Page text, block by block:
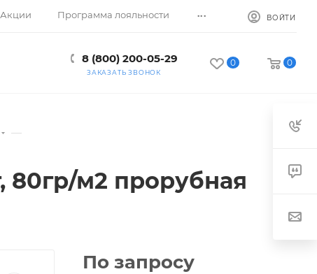
Акции Программа лояльности ... ВОЙТИ
8 (800) 200-05-29
ЗАКАЗАТЬ ЗВОНОК
0 0
—
80гр/м2 прорубная
По запросу